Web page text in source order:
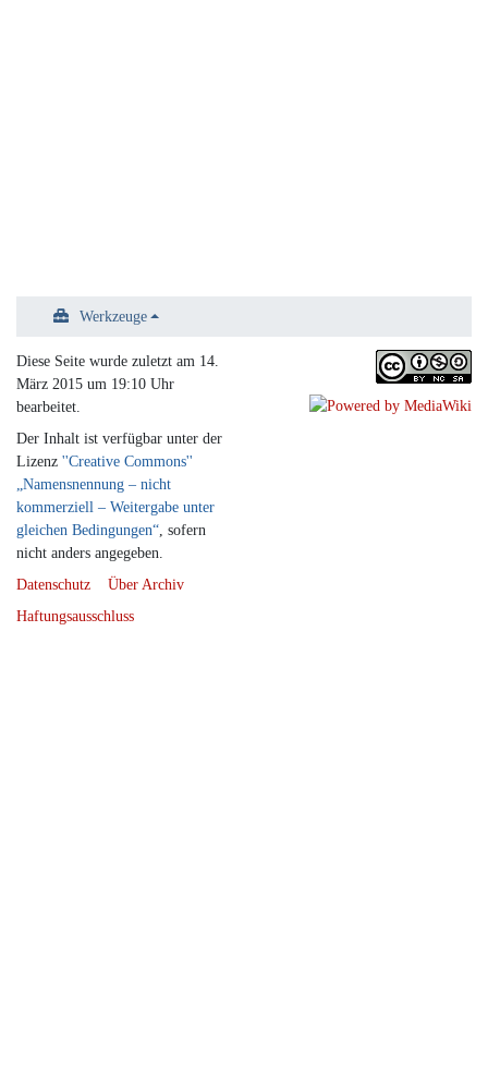
Werkzeuge
Diese Seite wurde zuletzt am 14.
März 2015 um 19:10 Uhr
bearbeitet.
Der Inhalt ist verfügbar unter der
Lizenz ''Creative Commons''
„Namensnennung – nicht
kommerziell – Weitergabe unter
gleichen Bedingungen“, sofern
nicht anders angegeben.
Datenschutz
Über Archiv
Haftungsausschluss